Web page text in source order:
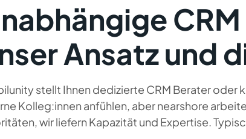
Ansatz und
stellt Ihnen dedizierte CRM Berater oder
Kolleg:innen anfühlen, aber nearshore
wir liefern Kapazität und Expertise.